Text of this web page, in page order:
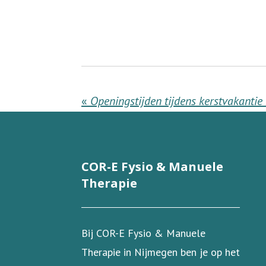
« Openingstijden tijdens kerstvakantie
COR-E Fysio & Manuele
Therapie
Bij COR-E Fysio & Manuele
Therapie in Nijmegen ben je op het